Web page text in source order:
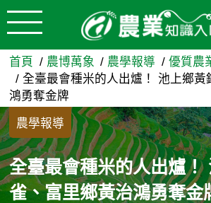
跳到主要內容
全臺最會種米的人
首頁 農博萬象 農學報導
優質農
全臺最會種米的人出爐！ 池上鄉黃
鴻勇奪金牌
農學報導
全臺最會種米的人出爐！
雀、富里鄉黃治鴻勇奪金